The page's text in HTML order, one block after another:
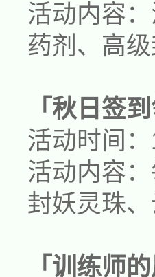
活动内容
药剂、高
「秋日签
活动时间：
活动内容
封妖灵珠
「训练师